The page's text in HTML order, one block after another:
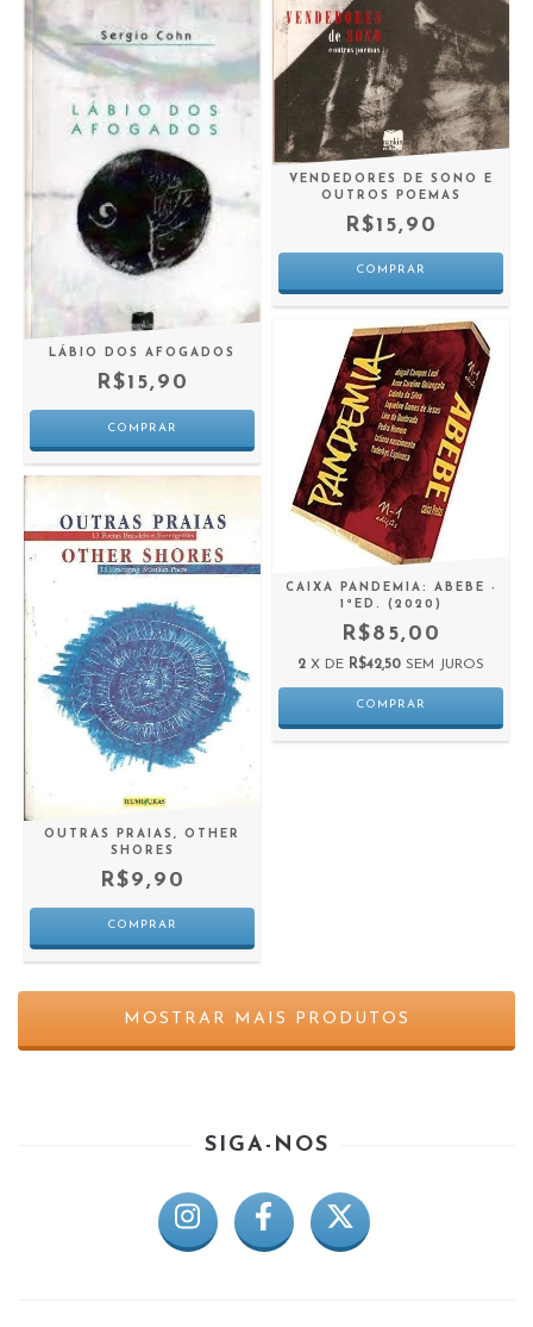
LÁBIO DOS AFOGADOS
R$15,90
VENDEDORES DE SONO E
OUTROS POEMAS
R$15,90
OUTRAS PRAIAS, OTHER
SHORES
R$9,90
CAIXA PANDEMIA: ABEBE -
1ªED. (2020)
R$85,00
2 X DE R$42,50 SEM JUROS
MOSTRAR MAIS PRODUTOS
SIGA-NOS